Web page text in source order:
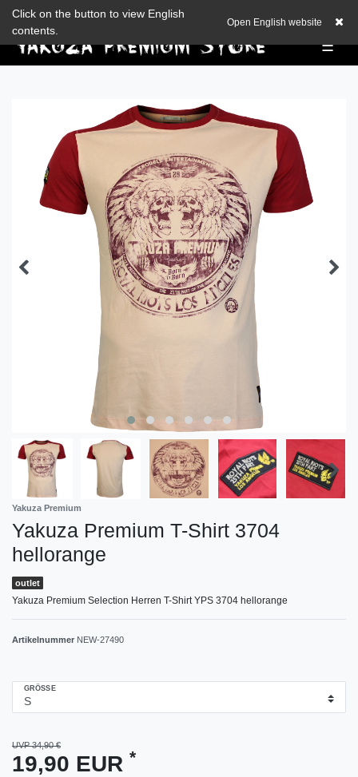
Zum Blog
☰
Click on the button to view English
contents.
Open English website
Yakuza Premium
Yakuza Premium T-Shirt 3704
hellorange
outlet
Yakuza Premium Selection Herren T-Shirt YPS 3704 hellorange
Artikelnummer NEW-27490
GRÖSSE
UVP 34,90 €
19,90 EUR *